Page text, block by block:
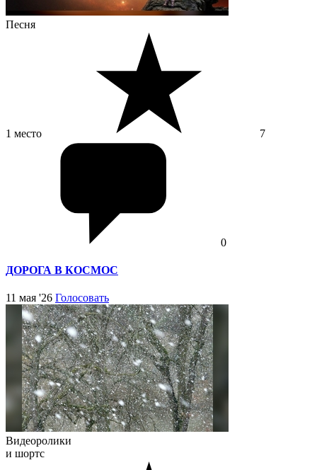
Песня
1 место 7
0
ДОРОГА В КОСМОС
11 мая '26 Голосовать
Видеоролики
и шортс